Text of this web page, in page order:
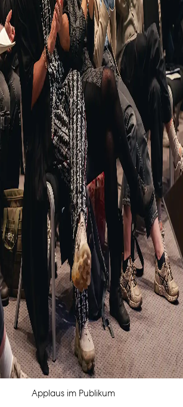
Applaus im Publikum